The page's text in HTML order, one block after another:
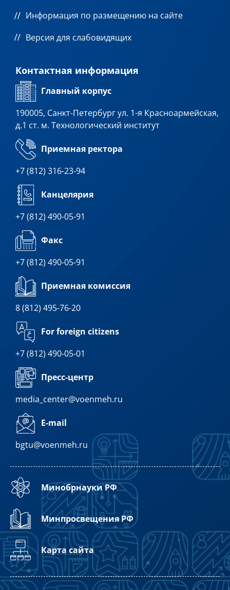
Информация по размещению на сайте
Версия для слабовидящих
Контактная информация
Главный корпус
190005, Санкт-Петербург ул. 1-я Красноармейская,
д.1 ст. м. Технологический институт
Приемная ректора
+7 (812) 316-23-94
Канцелярия
+7 (812) 490-05-91
Факс
+7 (812) 490-05-91
Приемная комиссия
8 (812) 495-76-20
For foreign citizens
+7 (812) 490-05-01
Пресс-центр
media_center@voenmeh.ru
E-mail
bgtu@voenmeh.ru
Минобрнауки РФ
Минпросвещения РФ
Карта сайта